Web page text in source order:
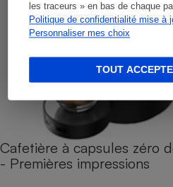
les traceurs » en bas de chaque
Politique de confidentialité mise à
Personnaliser mes choix
TOUT
Cafetière à capsules zéro
- Premières impressions